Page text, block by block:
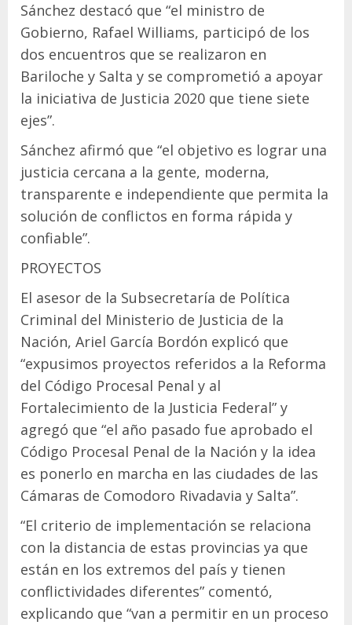
Sánchez destacó que “el ministro de
Gobierno, Rafael Williams, participó de los
dos encuentros que se realizaron en
Bariloche y Salta y se comprometió a apoyar
la iniciativa de Justicia 2020 que tiene siete
ejes”.
Sánchez afirmó que “el objetivo es lograr una
justicia cercana a la gente, moderna,
transparente e independiente que permita la
solución de conflictos en forma rápida y
confiable”.
PROYECTOS
El asesor de la Subsecretaría de Política
Criminal del Ministerio de Justicia de la
Nación, Ariel García Bordón explicó que
“expusimos proyectos referidos a la Reforma
del Código Procesal Penal y al
Fortalecimiento de la Justicia Federal” y
agregó que “el año pasado fue aprobado el
Código Procesal Penal de la Nación y la idea
es ponerlo en marcha en las ciudades de las
Cámaras de Comodoro Rivadavia y Salta”.
“El criterio de implementación se relaciona
con la distancia de estas provincias ya que
están en los extremos del país y tienen
conflictividades diferentes” comentó,
explicando que “van a permitir en un proceso